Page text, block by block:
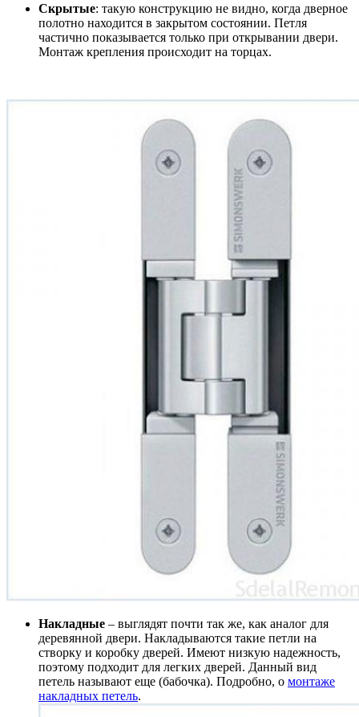
Скрытые: такую конструкцию не видно, когда дверное
полотно находится в закрытом состоянии. Петля
частично показывается только при открывании двери.
Монтаж крепления происходит на торцах.
Накладные – выглядят почти так же, как аналог для
деревянной двери. Накладываются такие петли на
створку и коробку дверей. Имеют низкую надежность,
поэтому подходит для легких дверей. Данный вид
петель называют еще (бабочка). Подробно, о монтаже
накладных петель.